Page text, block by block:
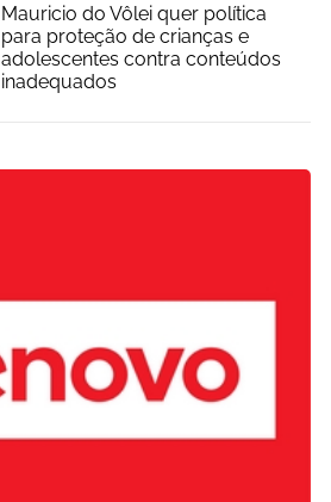
Mauricio do Vôlei quer política
para proteção de crianças e
adolescentes contra conteúdos
inadequados